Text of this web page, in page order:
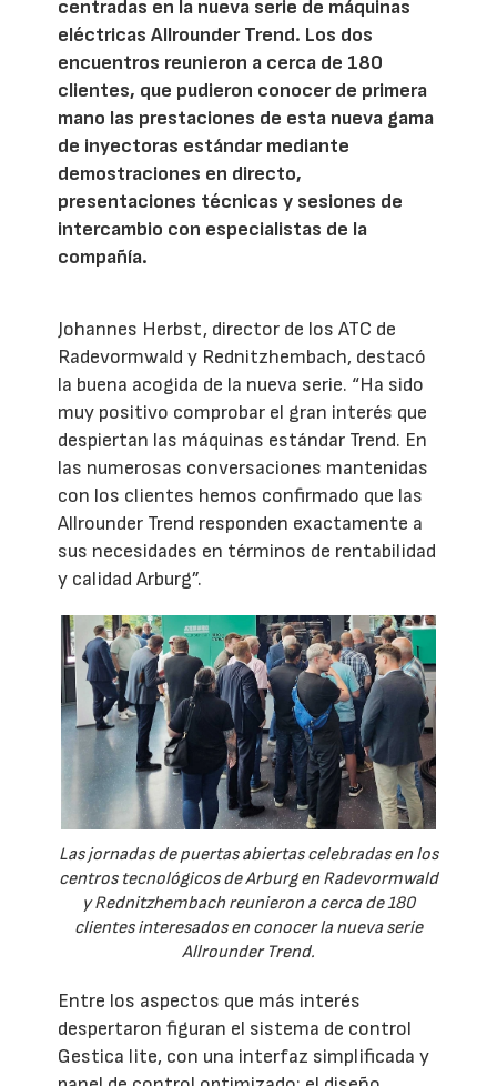
centradas en la nueva serie de máquinas
eléctricas Allrounder Trend. Los dos
encuentros reunieron a cerca de 180
clientes, que pudieron conocer de primera
mano las prestaciones de esta nueva gama
de inyectoras estándar mediante
demostraciones en directo,
presentaciones técnicas y sesiones de
intercambio con especialistas de la
compañía.
Johannes Herbst, director de los ATC de
Radevormwald y Rednitzhembach, destacó
la buena acogida de la nueva serie. “Ha sido
muy positivo comprobar el gran interés que
despiertan las máquinas estándar Trend. En
las numerosas conversaciones mantenidas
con los clientes hemos confirmado que las
Allrounder Trend responden exactamente a
sus necesidades en términos de rentabilidad
y calidad Arburg”.
Las jornadas de puertas abiertas celebradas en los
centros tecnológicos de Arburg en Radevormwald
y Rednitzhembach reunieron a cerca de 180
clientes interesados en conocer la nueva serie
Allrounder Trend.
Entre los aspectos que más interés
despertaron figuran el sistema de control
Gestica lite, con una interfaz simplificada y